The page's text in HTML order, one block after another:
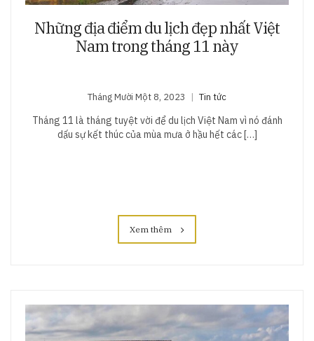
Những địa điểm du lịch đẹp nhất Việt
Nam trong tháng 11 này
Tháng Mười Một 8, 2023 Tin tức
Tháng 11 là tháng tuyệt vời để du lịch Việt Nam vì nó đánh
dấu sự kết thúc của mùa mưa ở hầu hết các […]
Xem thêm